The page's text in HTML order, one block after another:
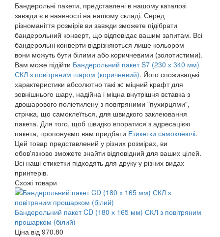
Бандерольні пакети, представлені в нашому каталозі
завжди є в наявності на нашому складі. Серед
різноманіття розмірів ви завжди зможете підібрати
бандерольний конверт, що відповідає вашим запитам. Всі
бандерольні конверти відрізняються лише кольором –
вони можуть бути білими або коричневими (золотистими).
Вам може підійти Бандерольний пакет S7 (230 х 340 мм)
СКЛ з повітряним шаром (коричневий). Його споживацькі
характеристики абсолютно такі ж: міцний крафт для
зовнішнього шару, надійна і міцна внутрішня вставка з
двошарового поліетилену з повітряними "пухирцями",
стрічка, що самоклеїться, для швидкого заклеювання
пакета. Для того, щоб швидко впоратися з адресацією
пакета, пропонуємо вам придбати Етикетки самоклеючі.
Цей товар представлений у різних розмірах, ви
обов'язково зможете знайти відповідний для ваших цілей.
Всі наші етикетки підходять для друку у різних видах
принтерів.
Схожі товари
Бандерольний пакет CD (180 х 165 мм) СКЛ з повітряним
прошарком (білий)
Ціна від 970.80